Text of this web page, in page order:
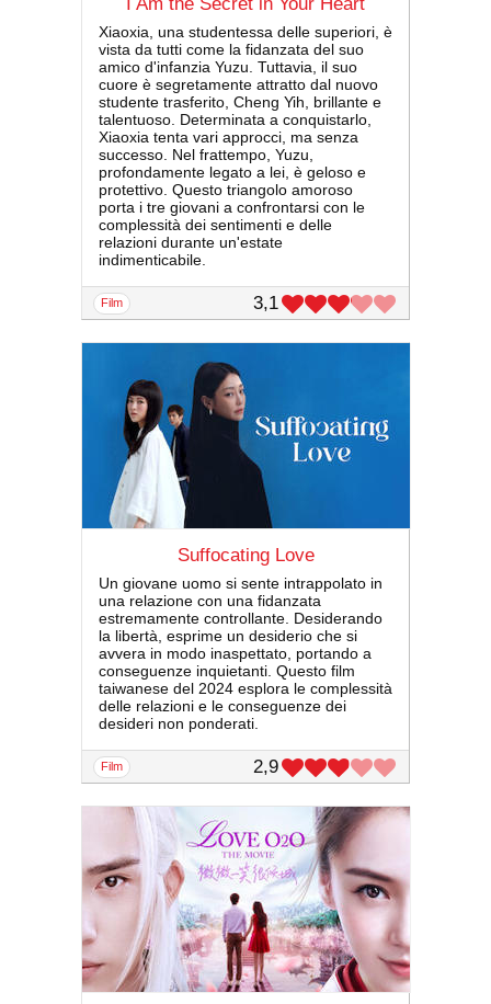
Xiaoxia, una studentessa delle superiori, è
vista da tutti come la fidanzata del suo
amico d'infanzia Yuzu. Tuttavia, il suo
cuore è segretamente attratto dal nuovo
studente trasferito, Cheng Yih, brillante e
talentuoso. Determinata a conquistarlo,
Xiaoxia tenta vari approcci, ma senza
successo. Nel frattempo, Yuzu,
profondamente legato a lei, è geloso e
protettivo. Questo triangolo amoroso
porta i tre giovani a confrontarsi con le
complessità dei sentimenti e delle
relazioni durante un'estate
indimenticabile.
film 3,1
Suffocating Love
Un giovane uomo si sente intrappolato in
una relazione con una fidanzata
estremamente controllante. Desiderando
la libertà, esprime un desiderio che si
avvera in modo inaspettato, portando a
conseguenze inquietanti. Questo film
taiwanese del 2024 esplora le complessità
delle relazioni e le conseguenze dei
desideri non ponderati.
film 2,9